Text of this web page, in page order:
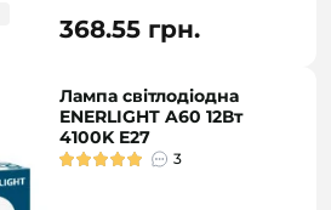
368.55 грн.
Лампа світлодіодна
ENERLIGHT A60 12Вт
4100K E27
3